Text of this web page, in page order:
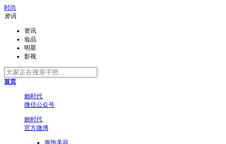
时尚
资讯
资讯
妆品
明星
影视
首页
她时代
微信公众号
她时代
官方微博
服饰美容